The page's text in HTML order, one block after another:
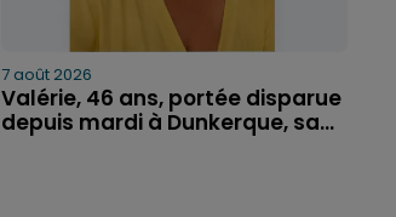
7 août 2026
Valérie, 46 ans, portée disparue
depuis mardi à Dunkerque, sa...